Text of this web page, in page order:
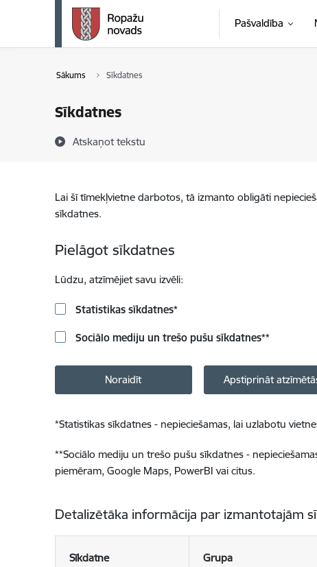
Pāriet uz lapas saturu
Pašvaldība
Sākums Sīkdatnes
Sīkdatnes
Atskaņot tekstu
Lai šī tīmekļvietne darbotos, tā izmanto obligāti
sīkdatnes.
Pielāgot sīkdatnes
Lūdzu, atzīmējiet savu izvēli:
Statistikas sīkdatnes*
Sociālo mediju un trešo pušu sīkdatnes**
Noraidīt Apstiprināt
*Statistikas sīkdatnes - nepieciešamas, lai uzlabotu
**Sociālo mediju un trešo pušu sīkdatnes -
piemēram, Google Maps, PowerBI vai citus.
Detalizētāka informācija par izmantotajām
Sīkdatne Grupa